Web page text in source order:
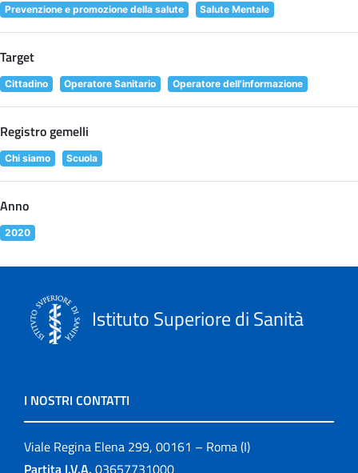
Prevenzione e promozione della salute Salute Mentale
Target
Cittadino Operatore Sanitario Operatore dell'informazione
Registro gemelli
Chi siamo Scuola
Anno
2020
Istituto Superiore di Sanità
I NOSTRI CONTATTI
Viale Regina Elena 299, 00161 – Roma (I)
Partita I.V.A. 03657731000